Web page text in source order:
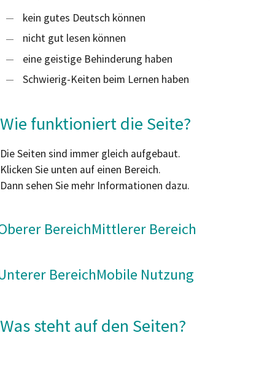
kein gutes Deutsch können
nicht gut lesen können
eine geistige Behinderung haben
Schwierig-Keiten beim Lernen haben
Wie funktioniert die Seite?
Die Seiten sind immer gleich aufgebaut.
Klicken Sie unten auf einen Bereich.
Dann sehen Sie mehr Informationen dazu.
BereichMittlerer Bereich
BereichMobile Nutzung
Was steht auf den Seiten?